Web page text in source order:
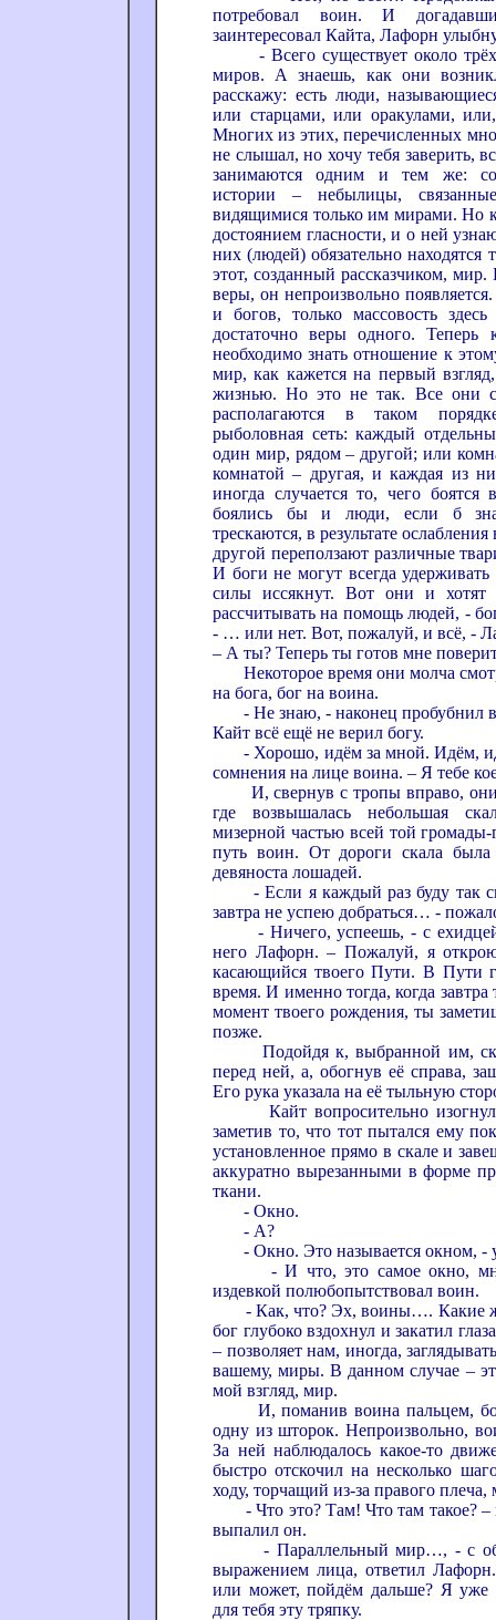
потребовал воин. И
заинтересовал Кайта, Лафорн
- Всего существует около трёх
миров. А знаешь, как они
расскажу: есть люди,
или старцами, или оракулами,
Многих из этих, перечисленных
не слышал, но хочу тебя заверить,
занимаются одним и тем же:
истории – небылицы,
видящимися только им мирами. Но
достоянием гласности, и о ней
них (людей) обязательно находятся
этот, созданный рассказчиком, мир.
веры, он непроизвольно
и богов, только массовость здесь
достаточно веры одного. Теперь
необходимо знать отношение к
мир, как кажется на первый
жизнью. Но это не так. Все они
располагаются в таком
рыболовная сеть: каждый
один мир, рядом – другой; или
комнатой – другая, и каждая из
иногда случается то, чего боятся
боялись бы и люди, если б
трескаются, в результате
другой переползают различные
И боги не могут всегда
силы иссякнут. Вот они и хотят
рассчитывать на помощь людей, -
- … или нет. Вот, пожалуй, и всё, -
– А ты? Теперь ты готов мне
Некоторое время они молча
на бога, бог на воина.
- Не знаю, - наконец пробубнил
Кайт всё ещё не верил богу.
- Хорошо, идём за мной. Идём,
сомнения на лице воина. – Я тебе
И, свернув с тропы вправо, они
где возвышалась небольшая
мизерной частью всей той
путь воин. От дороги скала была
девяноста лошадей.
- Если я каждый раз буду так
завтра не успею добраться… -
- Ничего, успеешь, - с ехидцей
него Лафорн. – Пожалуй, я
касающийся твоего Пути. В Пути
время. И именно тогда, когда завтра
момент твоего рождения, ты
позже.
Подойдя к, выбранной им,
перед ней, а, обогнув её справа,
Его рука указала на её тыльную
Кайт вопросительно изогнул
заметив то, что тот пытался ему
установленное прямо в скале и
аккуратно вырезанными в форме
ткани.
- Окно.
- А?
- Окно. Это называется окном, -
- И что, это самое окно, мне
издевкой полюбопытствовал воин.
- Как, что? Эх, воины…. Какие
бог глубоко вздохнул и закатил
– позволяет нам, иногда,
вашему, миры. В данном случае –
мой взгляд, мир.
И, поманив воина пальцем, бог
одну из шторок. Непроизвольно,
За ней наблюдалось какое-то
быстро отскочил на несколько
ходу, торчащий из-за правого плеча,
- Что это? Там! Что там такое? –
выпалил он.
- Параллельный мир…, - с
выражением лица, ответил
или может, пойдём дальше? Я уже
для тебя эту тряпку.